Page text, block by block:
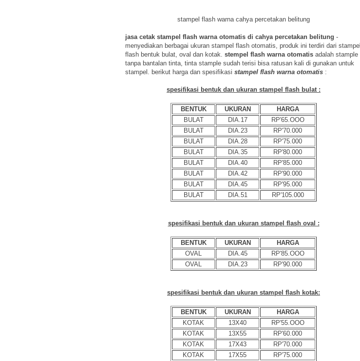
stampel flash warna cahya percetakan belitung
jasa cetak stampel flash warna otomatis di cahya percetakan belitung -
menyediakan berbagai ukuran stampel flash otomatis, produk ini terdiri dari stampel
flash bentuk bulat, oval dan kotak. stempel flash warna otomatis adalah stample
tanpa bantalan tinta, tinta stample sudah terisi bisa ratusan kali di gunakan untuk
stampel. berikut harga dan spesifikasi stampel flash warna otomatis :
spesifikasi bentuk dan ukuran stampel flash bulat :
BENTUK UKURAN
HARGA
BULAT
DIA.17
RP'65.OOO
BULAT
DIA.23
RP'70.000
BULAT
DIA.28
RP'75.000
BULAT
DIA.35
RP'80.000
BULAT
DIA.40
RP'85.000
BULAT
DIA.42
RP'90.000
BULAT
DIA.45
RP'95.000
BULAT
DIA.51 RP'105.000
spesifikasi bentuk dan ukuran stampel flash oval :
BENTUK UKURAN
HARGA
OVAL
DIA.45
RP'85.OOO
OVAL
DIA.23 RP'90.000
spesifikasi bentuk dan ukuran stampel flash kotak:
BENTUK UKURAN
HARGA
KOTAK
13X40
RP'55.OOO
KOTAK
13X55
RP'60.000
KOTAK
17X43
RP'70.000
KOTAK
17X55
RP'75.000